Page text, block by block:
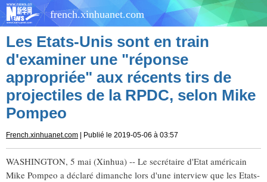
french.xinhuanet.com
Les Etats-Unis sont en train
d'examiner une "réponse
appropriée" aux récents tirs de
projectiles de la RPDC, selon Mike
Pompeo
French.xinhuanet.com | Publié le 2019-05-06 à 03:57
WASHINGTON, 5 mai (Xinhua) -- Le secrétaire d'Etat américain
Mike Pompeo a déclaré dimanche lors d'une interview que les Etats-